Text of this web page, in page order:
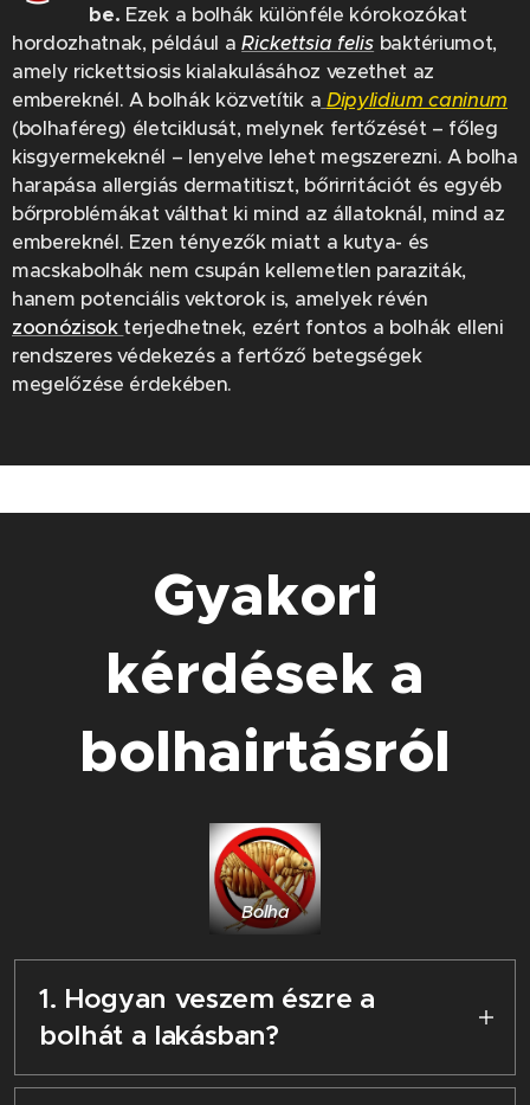
be. Ezek a bolhák különféle kórokozókat
hordozhatnak, például aRickettsia felis baktériumot,
amely rickettsiosis kialakulásához vezethet az
embereknél. A bolhák közvetítik a Dipylidium caninum
(bolhaféreg) életciklusát, melynek fertőzését – főleg
kisgyermekeknél – lenyelve lehet megszerezni. A bolha
harapása allergiás dermatitiszt, bőrirritációt és egyéb
bőrproblémákat válthat ki mind az állatoknál, mind az
embereknél. Ezen tényezők miatt a kutya- és
macskabolhák nem csupán kellemetlen paraziták,
hanem potenciális vektorok is, amelyek révén
zoonózisok terjedhetnek, ezért fontos a bolhák elleni
rendszeres védekezés a fertőző betegségek
megelőzése érdekében.
Gyakori
kérdések a
bolhairtásról
Bolha
1. Hogyan veszem észre a
bolhát a lakásban?
Általában a házikedvenceken lehet